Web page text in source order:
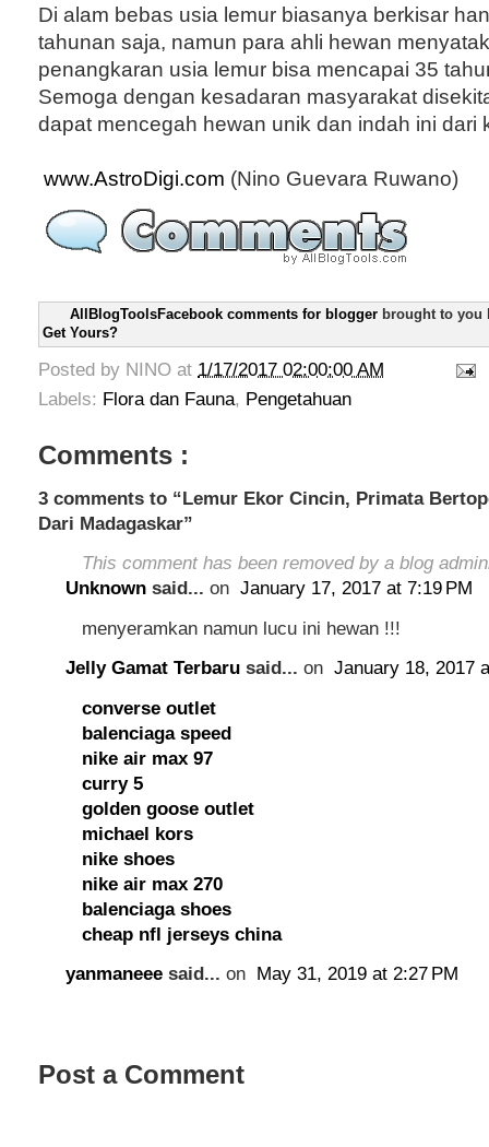
Di alam bebas usia lemur biasanya berkisar
tahunan saja, namun para ahli hewan
penangkaran usia lemur bisa mencapai 35
Semoga dengan kesadaran masyarakat
dapat mencegah hewan unik dan indah ini dari
www.AstroDigi.com (Nino Guevara Ruwano)
AllBlogToolsFacebook comments for blogger brought to you
Get Yours?
Posted by NINO at 1/17/2017 02:00:00 AM
Labels: Flora dan Fauna, Pengetahuan
Comments :
3 comments to “Lemur Ekor Cincin, Primata
Dari Madagaskar”
This comment has been removed by a blog
Unknown said... on January 17, 2017 at 7:19 PM
menyeramkan namun lucu ini hewan !!!
Jelly Gamat Terbaru said... on January 18, 2017
converse outlet
balenciaga speed
nike air max 97
curry 5
golden goose outlet
michael kors
nike shoes
nike air max 270
balenciaga shoes
cheap nfl jerseys china
yanmaneee said... on May 31, 2019 at 2:27 PM
Post a Comment